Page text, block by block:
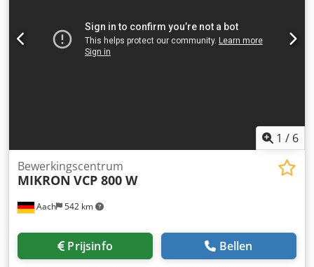
Wijzigingen en fouten in de technische gegevens en
informatie evenals tussentijdse verkoop voorbehouden!
1 / 6
Aach 542 km
Bewerkingscentrum
MIKRON VCP 800 W
Prijsinfo Bellen